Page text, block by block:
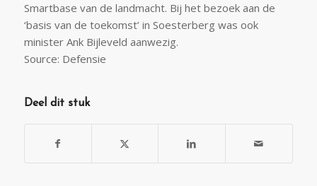
Smartbase van de landmacht. Bij het bezoek aan de
‘basis van de toekomst’ in Soesterberg was ook
minister Ank Bijleveld aanwezig.
Source: Defensie
Deel dit stuk